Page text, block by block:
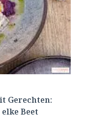
Gerechten:
Beet